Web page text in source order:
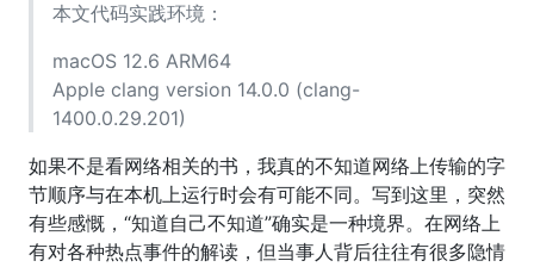
本文代码实践环境：
macOS 12.6 ARM64
Apple clang version 14.0.0 (clang-
1400.0.29.201)
如果不是看网络相关的书，我真的不知道网络上传输的字
节顺序与在本机上运行时会有可能不同。写到这里，突然
有些感慨，“知道自己不知道”确实是一种境界。在网络上
有对各种热点事件的解读，但当事人背后往往有很多隐情